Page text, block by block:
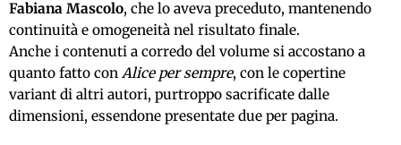
Fabiana Mascolo, che lo aveva preceduto, mantenendo
continuità e omogeneità nel risultato finale.
Anche i contenuti a corredo del volume si accostano a
quanto fatto con Alice persempre, con le copertine
variant di altri autori, purtroppo sacrificate dalle
dimensioni, essendone presentate due per pagina.